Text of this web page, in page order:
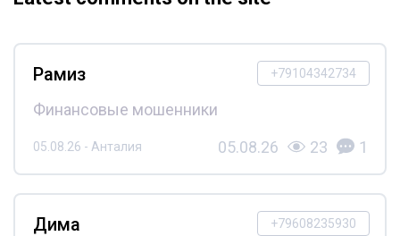
+79104342734
Рамиз
Финансовые мошенники
05.08.26 - Анталия 05.08.26 23 1
+79608235930
Дима